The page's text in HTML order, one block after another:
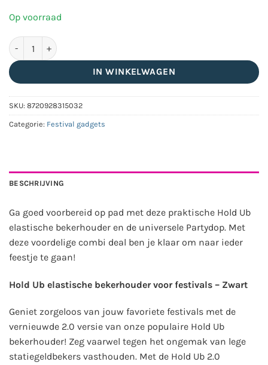
Op voorraad
Hold Ub elastische bekerhouder zwart + Universele Partydop
IN WINKELWAGEN
SKU: 8720928315032
Categorie: Festival gadgets
BESCHRIJVING
Ga goed voorbereid op pad met deze praktische Hold Ub
elastische bekerhouder en de universele Partydop. Met
deze voordelige combi deal ben je klaar om naar ieder
feestje te gaan!
Hold Ub elastische bekerhouder voor festivals – Zwart
Geniet zorgeloos van jouw favoriete festivals met de
vernieuwde 2.0 versie van onze populaire Hold Ub
bekerhouder! Zeg vaarwel tegen het ongemak van lege
statiegeldbekers vasthouden. Met de Hold Ub 2.0